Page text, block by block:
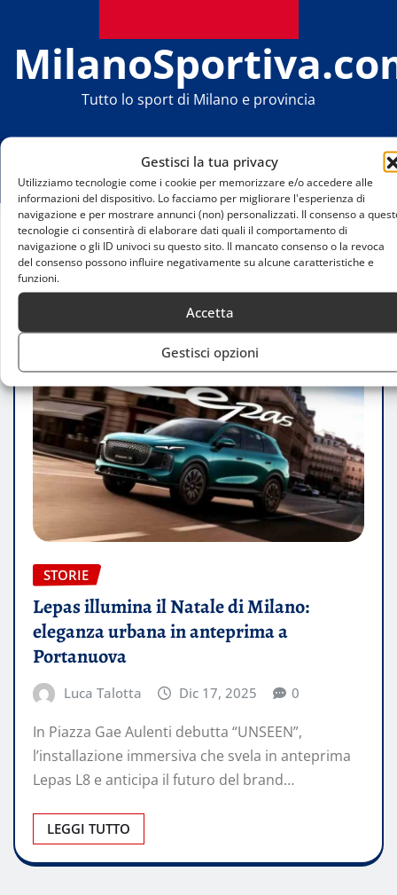
Gestisci la tua privacy
Utilizziamo tecnologie come i cookie per memorizzare e/o accedere alle
informazioni del dispositivo. Lo facciamo per migliorare l'esperienza di
navigazione e per mostrare annunci (non) personalizzati. Il consenso a
tecnologie ci consentirà di elaborare dati quali il comportamento di
navigazione o gli ID univoci su questo sito. Il mancato consenso o la revoca
del consenso possono influire negativamente su alcune caratteristiche e
funzioni.
Accetta
Gestisci opzioni
Tutto lo sport di Milano e provincia
Home
Lepas illumina il Natale di Milano: eleganza
urbana in anteprima a Portanuova
STORIE
Lepas illumina il Natale di Milano:
eleganza urbana in anteprima a
Portanuova
Luca Talotta Dic 17, 2025 0
In Piazza Gae Aulenti debutta “UNSEEN”,
l’installazione immersiva che svela in anteprima
Lepas L8 e anticipa il futuro del brand…
LEGGI TUTTO